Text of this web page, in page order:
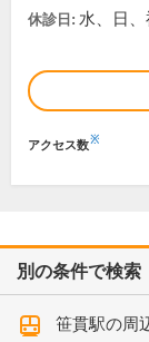
休診日: 水、日
アクセス数※
別の条件で検索
笹貫駅の周